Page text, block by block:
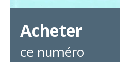
Acheter
ce numéro